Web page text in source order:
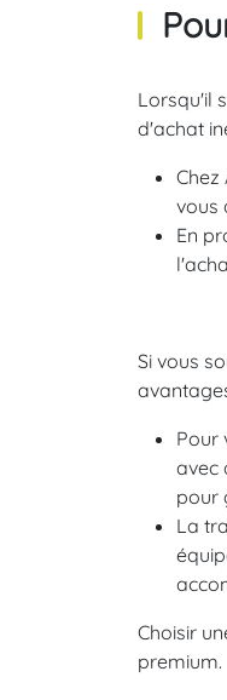
Lorsqu'il
d'achat
vous
En
Si vous
Pour
avec
pour
La
Choisir
premium.